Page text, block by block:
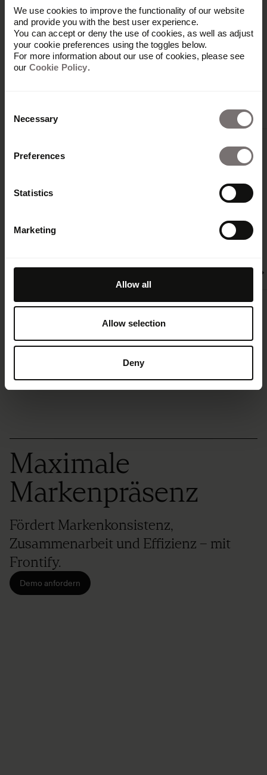
We use cookies to improve the functionality of our website
and provide you with the best user experience.
You can accept or deny the use of cookies, as well as adjust
your cookie preferences using the toggles below.
For more information about our use of cookies, please see
our Cookie Policy.
Selection
Necessary
Preferences
Statistics
Marketing
Allow all
Allow selection
Deny
Weitere
Integrationen
Figma
Adobe
Maximale
Markenpräsenz
Fördert Markenkonsistenz,
Zusammenarbeit und Effizienz – mit
Frontify.
Demo anfordern